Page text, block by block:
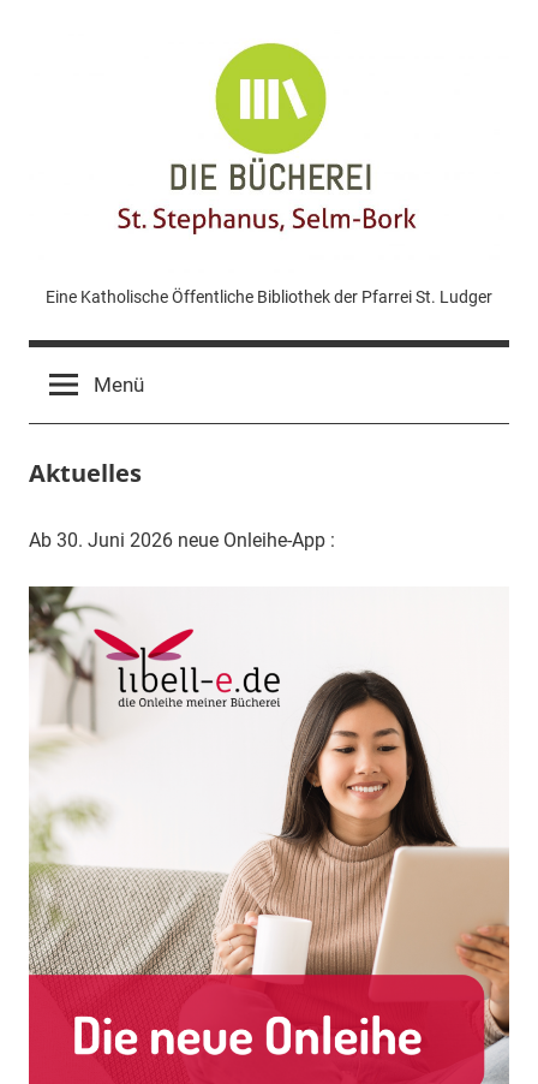
KÖB
St.
Stephanus
Bork
Eine Katholische Öffentliche Bibliothek der Pfarrei St. Ludger
Menü
Aktuelles
Ab 30. Juni 2026 neue Onleihe-App :